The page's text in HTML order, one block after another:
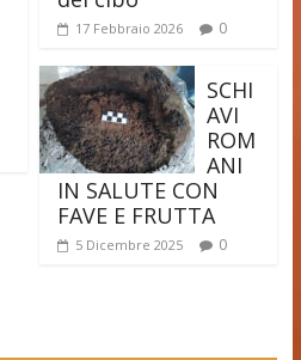
17 Febbraio 2026 0
SCHI
AVI
ROM
ANI
IN SALUTE CON
FAVE E FRUTTA
5 Dicembre 2025 0